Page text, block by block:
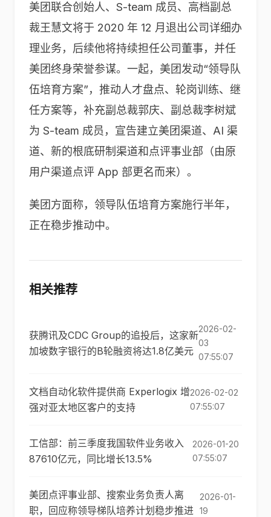
美团联合创始人、S-team 成员、高档副总
裁王慧文将于 2020 年 12 月退出公司详细办
理业务，后续他将持续担任公司董事，并任
美团终身荣誉参谋。一起，美团发动“领导队
伍培育方案”，推动人才盘点、轮岗训练、继
任方案等，补充副总裁郭庆、副总裁李树斌
为 S-team 成员，宣告建立美团渠道、AI 渠
道、新的根底研制渠道和点评事业部（由原
用户渠道点评 App 部更名而来）。
美团方面称，领导队伍培育方案施行半年，
正在稳步推动中。
相关推荐
获腾讯及CDC Group的追投后，这家新
加坡数字银行的B轮融资将达1.8亿美元
2026-02-
03
07:55:07
文档自动化软件提供商 Experlogix 增
强对亚太地区客户的支持
2026-02-02
07:55:07
工信部：前三季度我国软件业务收入
87610亿元，同比增长13.5%
2026-01-20
07:55:07
美团点评事业部、搜索业务负责人离
职，回应称领导梯队培养计划稳步推进
2026-01-
19